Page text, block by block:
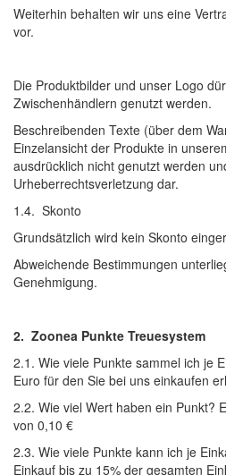
Weiterhin behalten wir uns eine
vor.
Die Produktbilder und unser Logo
Zwischenhändlern genutzt werden.
Beschreibenden Texte (über dem
Einzelansicht der Produkte in
ausdrücklich nicht genutzt werden
Urheberrechtsverletzung dar.
1.4. Skonto
Grundsätzlich wird kein Skonto
Abweichende Bestimmungen
Genehmigung.
2. Zoonea Punkte Treuesystem
2.1. Wie viele Punkte sammel ich je
Euro für den Sie bei uns einkaufen
2.2. Wie viel Wert haben ein Punkt?
von 0,10 €
2.3. Wie viele Punkte kann ich je
Einkauf bis zu 15% der gesamten